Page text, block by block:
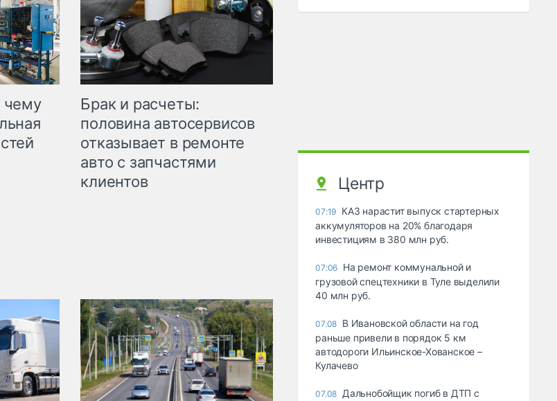
чему
Брак и расчеты:
половина автосервисов
отказывает в ремонте
авто с запчастями
клиентов
Центр
07:19 КАЗ нарастит выпуск стартерных
аккумуляторов на 20% благодаря
инвестициям в 380 млн руб.
07:06 На ремонт коммунальной и
грузовой спецтехники в Туле выделили
40 млн руб.
07.08 В Ивановской области на год
раньше привели в порядок 5 км
автодороги Ильинское-Хованское –
Кулачево
07.08 Дальнобойщик погиб в ДТП с